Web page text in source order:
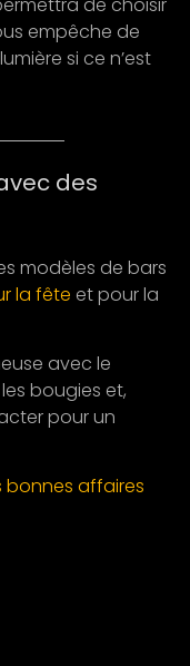
de choisir
empêche de
si ce n’est
des
modèles de bars
la fête et pour la
avec le
bougies et,
pour un
bonnes affaires